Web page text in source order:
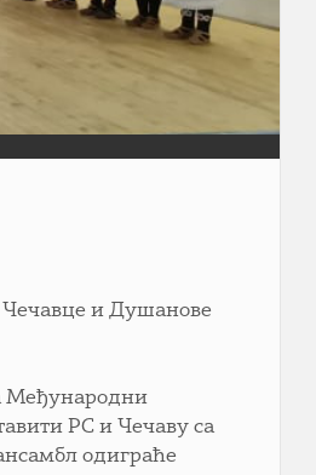
Чечавце и Душанове
Међународни
РС и Чечаву са
одиграће